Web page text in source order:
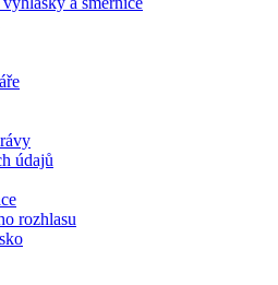
údajů
rozhlasu